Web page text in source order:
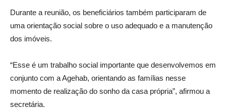
Durante a reunião, os beneficiários também participaram de
uma orientação social sobre o uso adequado e a manutenção
dos imóveis.
“Esse é um trabalho social importante que desenvolvemos em
conjunto com a Agehab, orientando as famílias nesse
momento de realização do sonho da casa própria”, afirmou a
secretária.